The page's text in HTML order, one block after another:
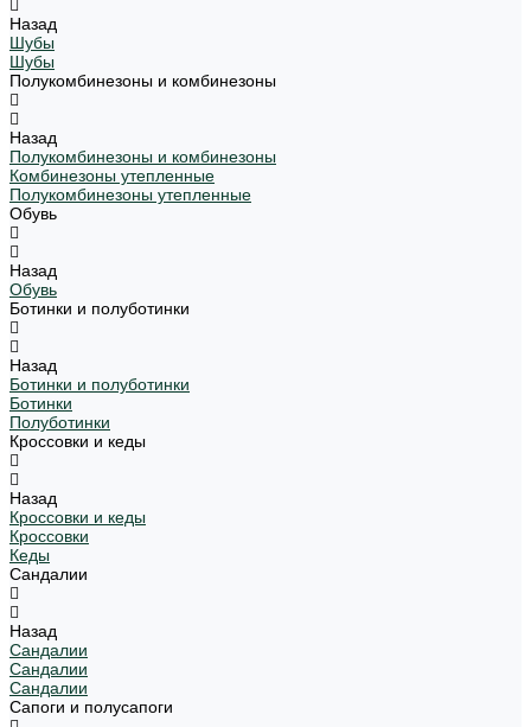
Назад
Шубы
Шубы
Полукомбинезоны и комбинезоны
Назад
Полукомбинезоны и комбинезоны
Комбинезоны утепленные
Полукомбинезоны утепленные
Обувь
Назад
Обувь
Ботинки и полуботинки
Назад
Ботинки и полуботинки
Ботинки
Полуботинки
Кроссовки и кеды
Назад
Кроссовки и кеды
Кроссовки
Кеды
Сандалии
Назад
Сандалии
Сандалии
Сандалии
Сапоги и полусапоги